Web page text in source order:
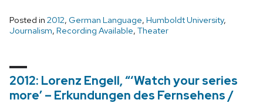
Posted in 2012, German Language, Humboldt University,
Journalism, Recording Available, Theater
2012: Lorenz Engell, “‘Watch your series
more’ – Erkundungen des Fernsehens /